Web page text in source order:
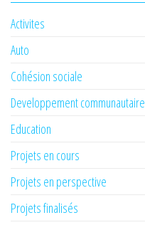
Activites
Auto
Cohésion sociale
Developpement communautaire
Education
Projets en cours
Projets en perspective
Projets finalisés